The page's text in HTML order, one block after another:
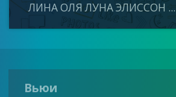
ЛИНА ОЛЯ ЛУНА ЭЛИССОН ...
Вьюи